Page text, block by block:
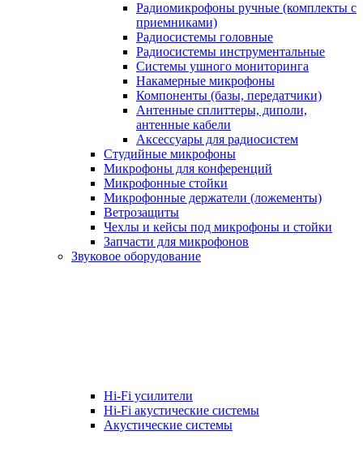
Радиомикрофоны ручные (комплекты с
приемниками)
Радиосистемы головные
Радиосистемы инструментальные
Системы ушного мониторинга
Накамерные микрофоны
Компоненты (базы, передатчики)
Антенные сплиттеры, диполи,
антенные кабели
Аксесcуары для радиосистем
Студийные микрофоны
Микрофоны для конференций
Микрофонные стойки
Микрофонные держатели (ложементы)
Ветрозащиты
Чехлы и кейсы под микрофоны и стойки
Запчасти для микрофонов
Звуковое оборудование
Hi-Fi усилители
Hi-Fi акустические системы
Акустические системы